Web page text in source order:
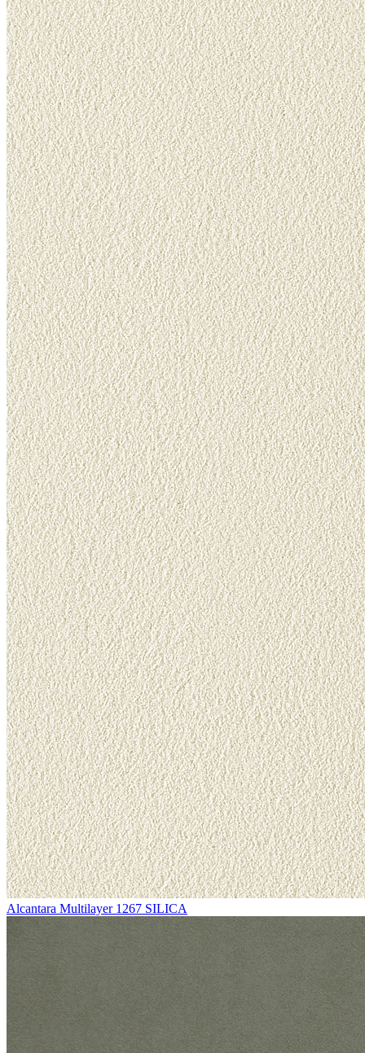
Alcantara Multilayer 1267 SILICA